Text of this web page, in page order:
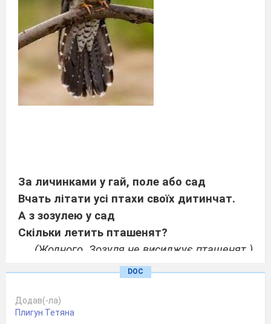
За личинками у гай, поле або сад
Вчать літати усі птахи своїх дитинчат.
А з зозулею у сад
Скільки летить пташенят?
(Жодного. Зозуля не висиджує пташенят.)
2.
DOC
Додав(-ла)
Плигун Тетяна